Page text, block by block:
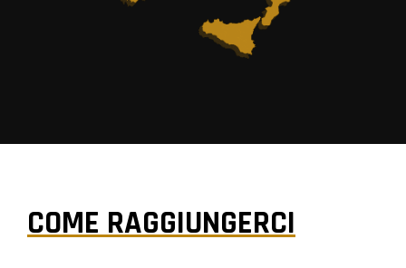
COME RAGGIUNGERCI